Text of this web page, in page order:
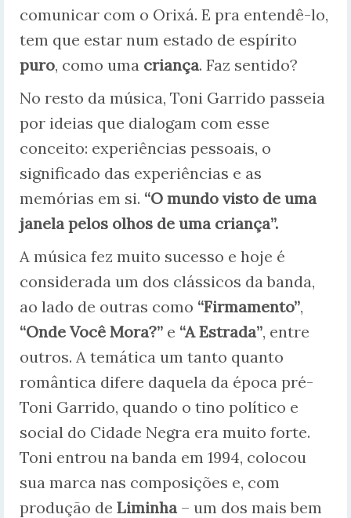
comunicar com o Orixá. E pra entendê-lo,
tem que estar num estado de espírito
puro, como uma criança. Faz sentido?
No resto da música, Toni Garrido passeia
por ideias que dialogam com esse
conceito: experiências pessoais, o
significado das experiências e as
memórias em si. “O mundo visto de uma
janela pelos olhos de uma criança”.
A música fez muito sucesso e hoje é
considerada um dos clássicos da banda,
ao lado de outras como “Firmamento”,
“Onde Você Mora?” e “A Estrada”, entre
outros. A temática um tanto quanto
romântica difere daquela da época pré-
Toni Garrido, quando o tino político e
social do Cidade Negra era muito forte.
Toni entrou na banda em 1994, colocou
sua marca nas composições e, com
produção de Liminha – um dos mais bem